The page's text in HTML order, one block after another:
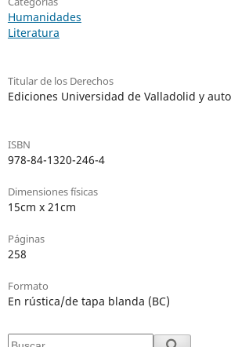
Humanidades
Literatura
Titular de los Derechos
Ediciones Universidad de Valladolid y
ISBN
978-84-1320-246-4
Dimensiones físicas
15cm x 21cm
Páginas
258
Formato
En rústica/de tapa blanda (BC)